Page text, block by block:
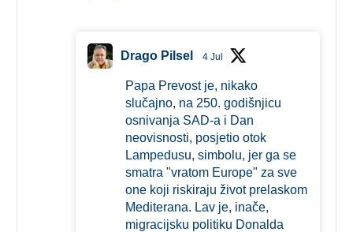
Drago Pilsel 4 Jul
Papa Prevost je, nikako
slučajno, na 250. godišnjicu
osnivanja SAD-a i Dan
neovisnosti, posjetio otok
Lampedusu, simbolu, jer ga se
smatra "vratom Europe" za sve
one koji riskiraju život prelaskom
Mediterana. Lav je, inače,
migracijsku politiku Donalda